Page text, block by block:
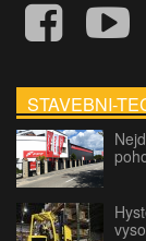
STAVEBNI-